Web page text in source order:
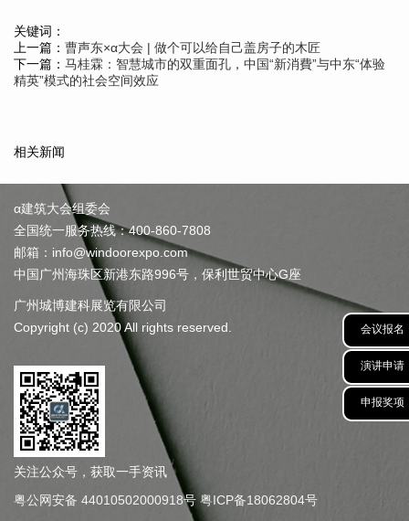
会议报名
演讲申请
申报奖项
关键词：
上一篇： 曹声东×α大会 | 做个可以给自己盖房子的木匠
下一篇： 马桂霖：智慧城市的双重面孔，中国“新消費”与中东“体验
精英”模式的社会空间效应
相关新闻
α建筑大会组委会
全国统一服务热线：400-860-7808
邮箱：info@windoorexpo.com
中国广州海珠区新港东路996号，保利世贸中心G座
广州城博建科展览有限公司
Copyright (c) 2020 All rights reserved.
关注公众号，获取一手资讯
粤公网安备 44010502000918号 粤ICP备18062804号